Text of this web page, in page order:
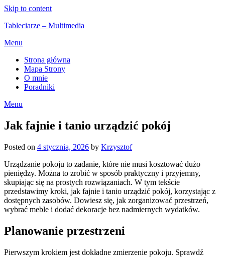
Skip to content
Tableciarze – Multimedia
Menu
Strona główna
Mapa Strony
O mnie
Poradniki
Menu
Jak fajnie i tanio urządzić pokój
Posted on 4 stycznia, 2026 by Krzysztof
Urządzanie pokoju to zadanie, które nie musi kosztować dużo
pieniędzy. Można to zrobić w sposób praktyczny i przyjemny,
skupiając się na prostych rozwiązaniach. W tym tekście
przedstawimy kroki, jak fajnie i tanio urządzić pokój, korzystając z
dostępnych zasobów. Dowiesz się, jak zorganizować przestrzeń,
wybrać meble i dodać dekoracje bez nadmiernych wydatków.
Planowanie przestrzeni
Pierwszym krokiem jest dokładne zmierzenie pokoju. Sprawdź